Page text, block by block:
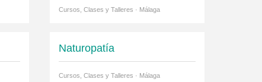
Cursos, Clases y Talleres · Málaga
Naturopatía
Cursos, Clases y Talleres · Málaga